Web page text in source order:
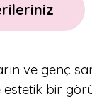
ve genç
bir